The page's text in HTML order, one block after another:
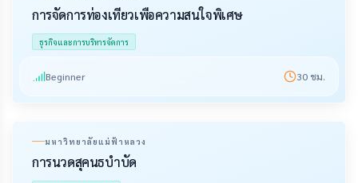
การจัดการท่องเที่ยวเพื่อความสนใจพิเศษ
ธุรกิจและการบริหารจัดการ
Beginner 30 ชม.
มหาวิทยาลัยแม่ฟ้าหลวง
การนวดสุคนธบำบัด